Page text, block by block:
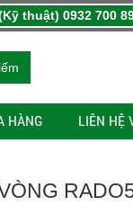
thuật) 0932 700
HÀNG LIÊN HỆ